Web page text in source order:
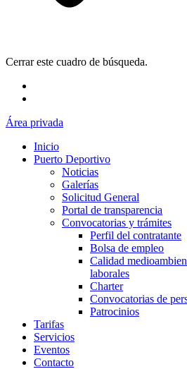
Cerrar este cuadro de búsqueda.
Área privada
Inicio
Puerto Deportivo
Noticias
Galerías
Solicitud General
Portal de transparencia
Convocatorias y trámites
Perfil del contratante
Bolsa de empleo
Calidad
laborales
Charter
Convocatorias de
Patrocinios
Tarifas
Servicios
Eventos
Contacto